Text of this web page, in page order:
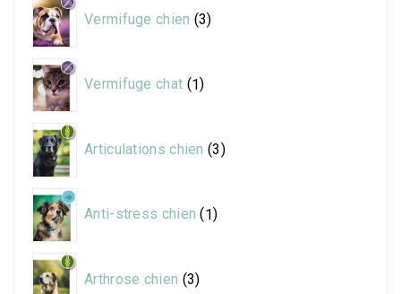
Vermifuge chien 3
produits
Vermifuge chat 1
produit
Articulations chien 3
produits
Anti-stress chien 1
produit
Arthrose chien 3
produits